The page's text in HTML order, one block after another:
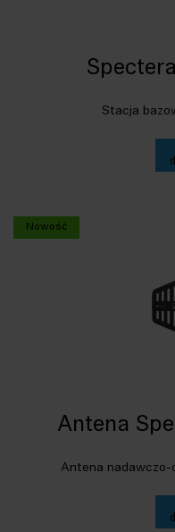
Stacja
Nowość
Antena
Antena nadawczo-